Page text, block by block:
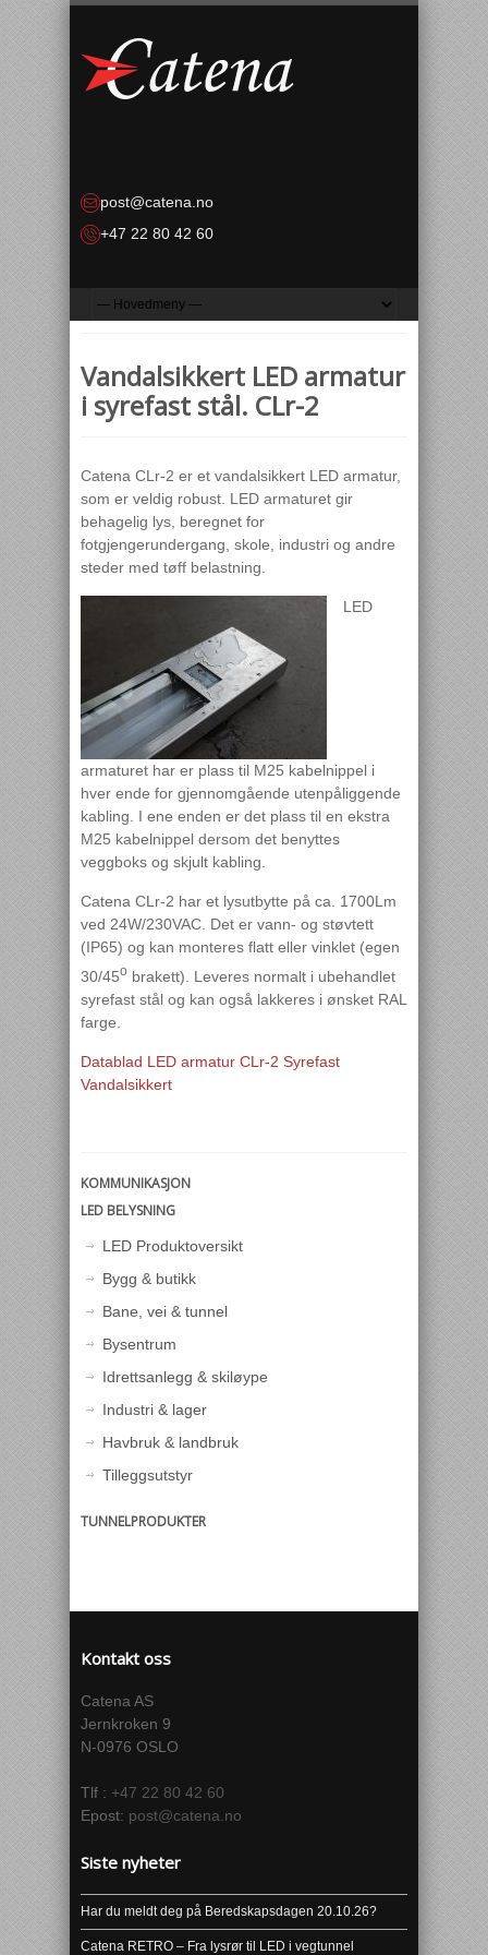
post@catena.no
+47 22 80 42 60
Vandalsikkert LED armatur
i syrefast stål. CLr-2
Catena CLr-2 er et vandalsikkert LED armatur,
som er veldig robust. LED armaturet gir
behagelig lys, beregnet for
fotgjengerundergang, skole, industri og andre
steder med tøff belastning.
LED
armaturet har er plass til M25 kabelnippel i
hver ende for gjennomgående utenpåliggende
kabling. I ene enden er det plass til en ekstra
M25 kabelnippel dersom det benyttes
veggboks og skjult kabling.
Catena CLr-2 har et lysutbytte på ca. 1700Lm
ved 24W/230VAC. Det er vann- og støvtett
(IP65) og kan monteres flatt eller vinklet (egen
30/45o brakett). Leveres normalt i ubehandlet
syrefast stål og kan også lakkeres i ønsket RAL
farge.
Datablad LED armatur CLr-2 Syrefast
Vandalsikkert
KOMMUNIKASJON
LED BELYSNING
LED Produktoversikt
Bygg & butikk
Bane, vei & tunnel
Bysentrum
Idrettsanlegg & skiløype
Industri & lager
Havbruk & landbruk
Tilleggsutstyr
TUNNELPRODUKTER
Kontakt oss
Catena AS
Jernkroken 9
N-0976 OSLO
Tlf : +47 22 80 42 60
Epost: post@catena.no
Siste nyheter
Har du meldt deg på Beredskapsdagen 20.10.26?
Catena RETRO – Fra lysrør til LED i vegtunnel